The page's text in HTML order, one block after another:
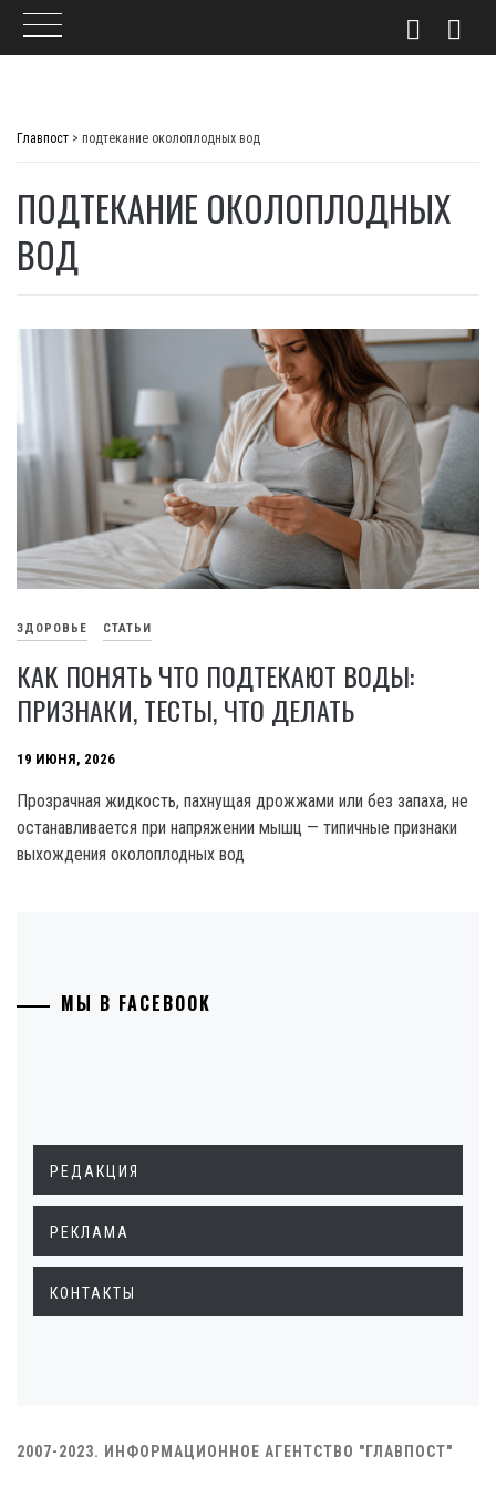
Главпост > подтекание околоплодных вод
ПОДТЕКАНИЕ ОКОЛОПЛОДНЫХ
ВОД
ЗДОРОВЬЕ СТАТЬИ
КАК ПОНЯТЬ ЧТО ПОДТЕКАЮТ ВОДЫ:
ПРИЗНАКИ, ТЕСТЫ, ЧТО ДЕЛАТЬ
19 ИЮНЯ, 2026
Прозрачная жидкость, пахнущая дрожжами или без запаха, не
останавливается при напряжении мышц — типичные признаки
выхождения околоплодных вод
МЫ В FACEBOOK
РЕДАКЦИЯ
РЕКЛАМА
КОНТАКТЫ
2007-2023. ИНФОРМАЦИОННОЕ АГЕНТСТВО "ГЛАВПОСТ"